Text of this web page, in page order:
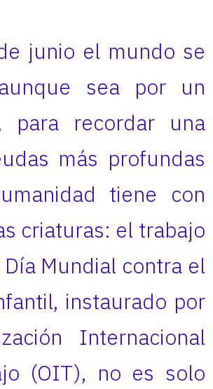
junio el mundo se
sea por un
para recordar una
más profundas
tiene con
criaturas: el trabajo
Mundial contra el
instaurado por
Internacional
(OIT), no es solo